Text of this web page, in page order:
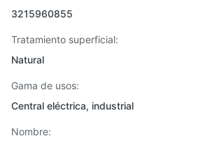
3215960855
Tratamiento superficial:
Natural
Gama de usos:
Central eléctrica, industrial
Nombre: